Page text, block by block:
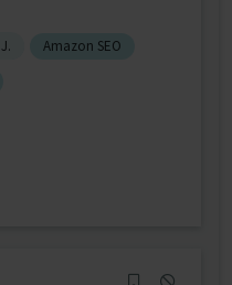
Amazon SEO